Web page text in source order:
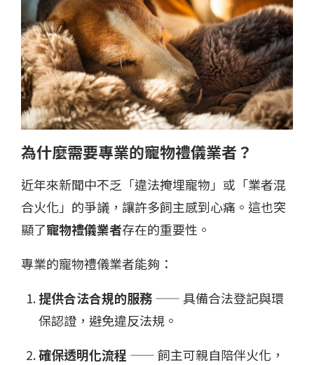
為什麼需要專業的寵物禮儀業者？
近年來新聞中不乏「違法掩埋寵物」或「業者混
合火化」的爭議，讓許多飼主感到心痛。這也突
顯了寵物禮儀業者存在的重要性。
專業的寵物禮儀業者能夠：
提供合法合規的服務—— 具備合法登記與環
保認證，避免違反法規。
確保透明化流程 —— 飼主可親自陪伴火化，